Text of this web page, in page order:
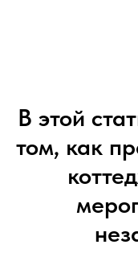
В этой
том, как